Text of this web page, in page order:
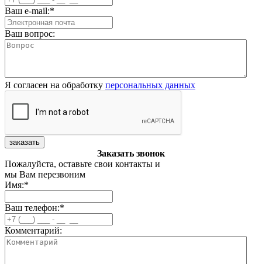
Ваш e-mail:*
Ваш вопрос:
Я согласен на обработку персональных данных
заказать
Заказать звонок
Пожалуйста, оставьте свои контакты и
мы Вам перезвоним
Имя:*
Ваш телефон:*
Комментарий: